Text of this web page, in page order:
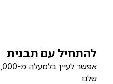
להתחיל עם תבנית
אפשר לעיין בלמעלה מ-10,000 תבניות
שלנו